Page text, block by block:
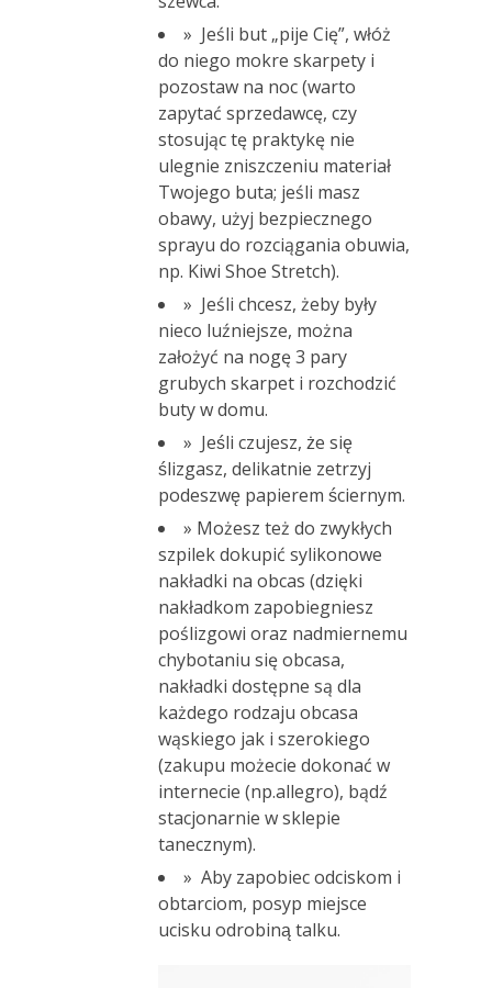
» Jeśli but „pije Cię”, włóż
do niego mokre skarpety i
pozostaw na noc (warto
zapytać sprzedawcę, czy
stosując tę praktykę nie
ulegnie zniszczeniu materiał
Twojego buta; jeśli masz
obawy, użyj bezpiecznego
sprayu do rozciągania obuwia,
np. Kiwi Shoe Stretch).
» Jeśli chcesz, żeby były
nieco luźniejsze, można
założyć na nogę 3 pary
grubych skarpet i rozchodzić
buty w domu.
» Jeśli czujesz, że się
ślizgasz, delikatnie zetrzyj
podeszwę papierem ściernym.
» Możesz też do zwykłych
szpilek dokupić sylikonowe
nakładki na obcas (dzięki
nakładkom zapobiegniesz
poślizgowi oraz nadmiernemu
chybotaniu się obcasa,
nakładki dostępne są dla
każdego rodzaju obcasa
wąskiego jak i szerokiego
(zakupu możecie dokonać w
internecie (np.allegro), bądź
stacjonarnie w sklepie
tanecznym).
» Aby zapobiec odciskom i
obtarciom, posyp miejsce
ucisku odrobiną talku.